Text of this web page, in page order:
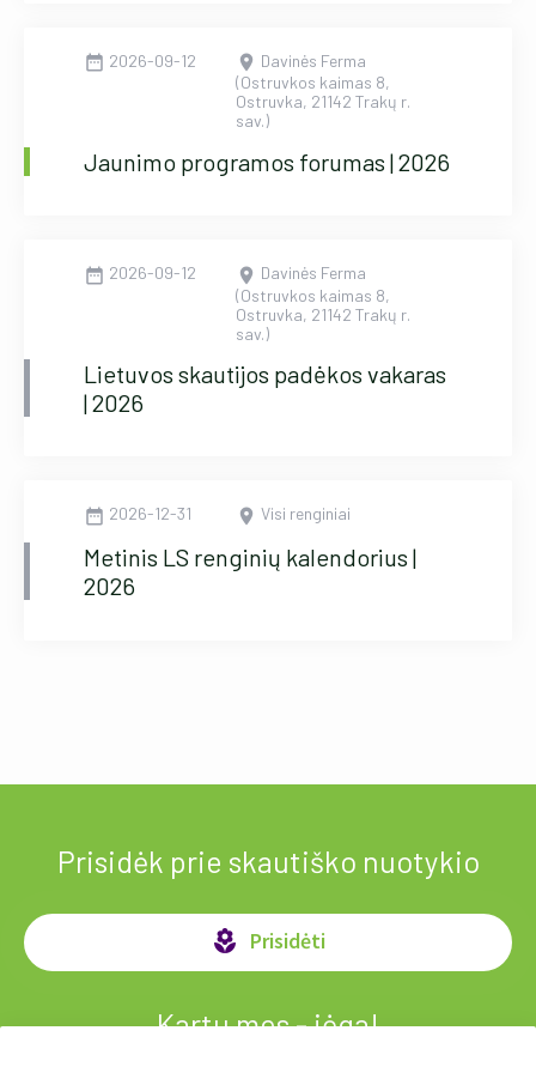
date_range 2026-09-12 location_on Davinės Ferma
(Ostruvkos kaimas 8,
Ostruvka, 21142 Trakų r.
sav.)
Jaunimo programos forumas | 2026
date_range 2026-09-12 location_on Davinės Ferma
(Ostruvkos kaimas 8,
Ostruvka, 21142 Trakų r.
sav.)
Lietuvos skautijos padėkos vakaras
| 2026
date_range 2026-12-31 location_on Visi renginiai
Metinis LS renginių kalendorius |
2026
Prisidėk prie skautiško nuotykio
local_florist Prisidėti
Kartu mes - jėga!